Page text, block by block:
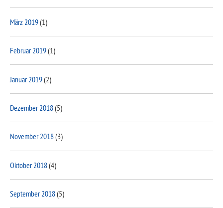
März 2019(1)
Februar 2019(1)
Januar 2019(2)
Dezember 2018(5)
November 2018(3)
Oktober 2018(4)
September 2018(5)